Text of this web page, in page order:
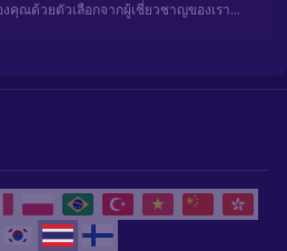
งคุณด้วยตัวเลือกจากผู้เชี่ยวชาญของเรา